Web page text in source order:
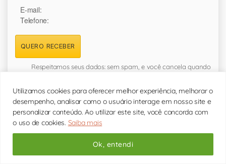
Utilizamos cookies para oferecer melhor experiência, melhorar o
desempenho, analisar como o usuário interage em nosso site e
personalizar conteúdo. Ao utilizar este site, você concorda com
o uso de cookies. Saiba mais
Ok, entendi
E-mail:
Telefone:
QUERO RECEBER
Respeitamos seus dados: sem spam, e você cancela quando
11 4564-7707
Secretária das07hs às 21hs